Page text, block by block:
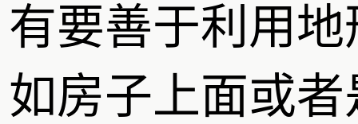
有要善于利用地
如房子上面或者